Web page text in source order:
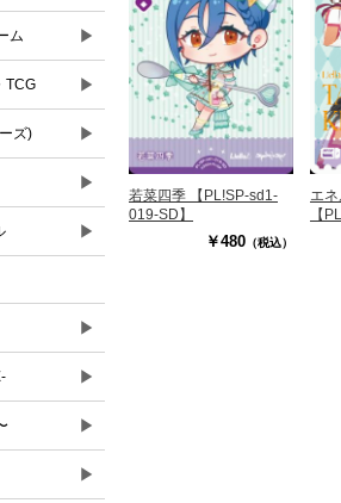
ム ▶
TCG ▶
ズ) ▶
▶
▶
▶
▶
▶
▶
若菜四季 【PL!SP-sd1-
019-SD】
￥480 （税込）
エ
【